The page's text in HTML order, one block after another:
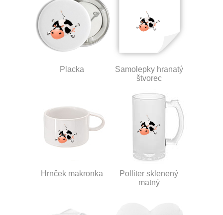
Placka
Samolepky hranatý
štvorec
Hrnček makronka
Polliter sklenený
matný